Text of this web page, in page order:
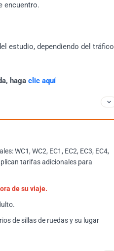
encuentro.
estudio, dependiendo del tráfico
haga clic aquí
WC1, WC2, EC1, EC2, EC3, EC4,
aplican tarifas adicionales para
de su viaje.
de sillas de ruedas y su lugar